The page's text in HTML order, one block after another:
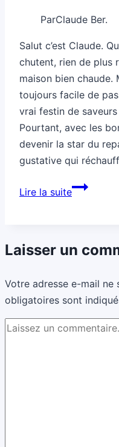
ParClaude Ber.
Salut c’est Claude.
chutent, rien de plus
maison bien chaude.
toujours facile de
vrai festin de
Pourtant, avec les
devenir la star du
gustative qui
Lire la suiteComment
en
minutes
Laisser un
Votre adresse e-mail ne
obligatoires sont